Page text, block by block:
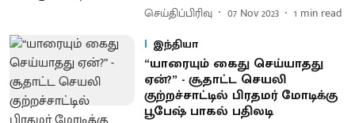
செய்திப்பிரிவு 07 Nov 2023 1 min read
இந்தியா
“யாரையும் கைது செய்யாதது
ஏன்?” - சூதாட்ட செயலி
குற்றச்சாட்டில் பிரதமர் மோடிக்கு
பூபேஷ் பாகல் பதிலடி